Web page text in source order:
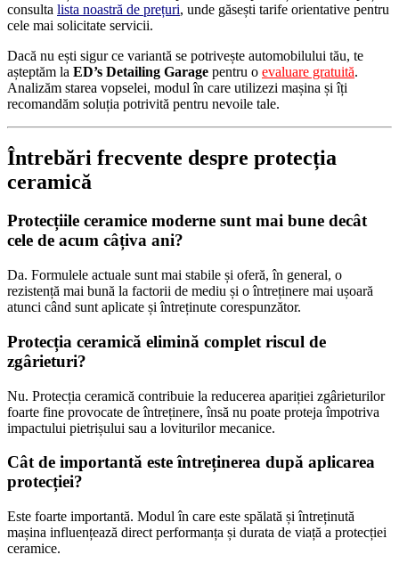
consulta lista noastră de prețuri, unde găsești tarife orientative pentru
cele mai solicitate servicii.
Dacă nu ești sigur ce variantă se potrivește automobilului tău, te
așteptăm la ED’s Detailing Garage pentru o evaluare gratuită.
Analizăm starea vopselei, modul în care utilizezi mașina și îți
recomandăm soluția potrivită pentru nevoile tale.
Întrebări frecvente despre protecția
ceramică
Protecțiile ceramice moderne sunt mai bune decât
cele de acum câțiva ani?
Da. Formulele actuale sunt mai stabile și oferă, în general, o
rezistență mai bună la factorii de mediu și o întreținere mai ușoară
atunci când sunt aplicate și întreținute corespunzător.
Protecția ceramică elimină complet riscul de
zgârieturi?
Nu. Protecția ceramică contribuie la reducerea apariției zgârieturilor
foarte fine provocate de întreținere, însă nu poate proteja împotriva
impactului pietrișului sau a loviturilor mecanice.
Cât de importantă este întreținerea după aplicarea
protecției?
Este foarte importantă. Modul în care este spălată și întreținută
mașina influențează direct performanța și durata de viață a protecției
ceramice.